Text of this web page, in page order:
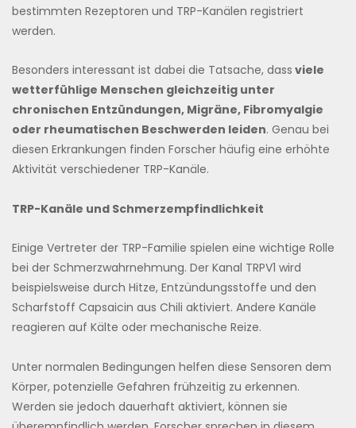
bestimmten Rezeptoren und TRP-Kanälen registriert
werden.
Besonders interessant ist dabei die Tatsache, dass viele
wetterfühlige Menschen gleichzeitig unter
chronischen Entzündungen, Migräne, Fibromyalgie
oder rheumatischen Beschwerden leiden. Genau bei
diesen Erkrankungen finden Forscher häufig eine erhöhte
Aktivität verschiedener TRP-Kanäle.
TRP-Kanäle und Schmerzempfindlichkeit
Einige Vertreter der TRP-Familie spielen eine wichtige Rolle
bei der Schmerzwahrnehmung. Der Kanal TRPV1 wird
beispielsweise durch Hitze, Entzündungsstoffe und den
Scharfstoff Capsaicin aus Chili aktiviert. Andere Kanäle
reagieren auf Kälte oder mechanische Reize.
Unter normalen Bedingungen helfen diese Sensoren dem
Körper, potenzielle Gefahren frühzeitig zu erkennen.
Werden sie jedoch dauerhaft aktiviert, können sie